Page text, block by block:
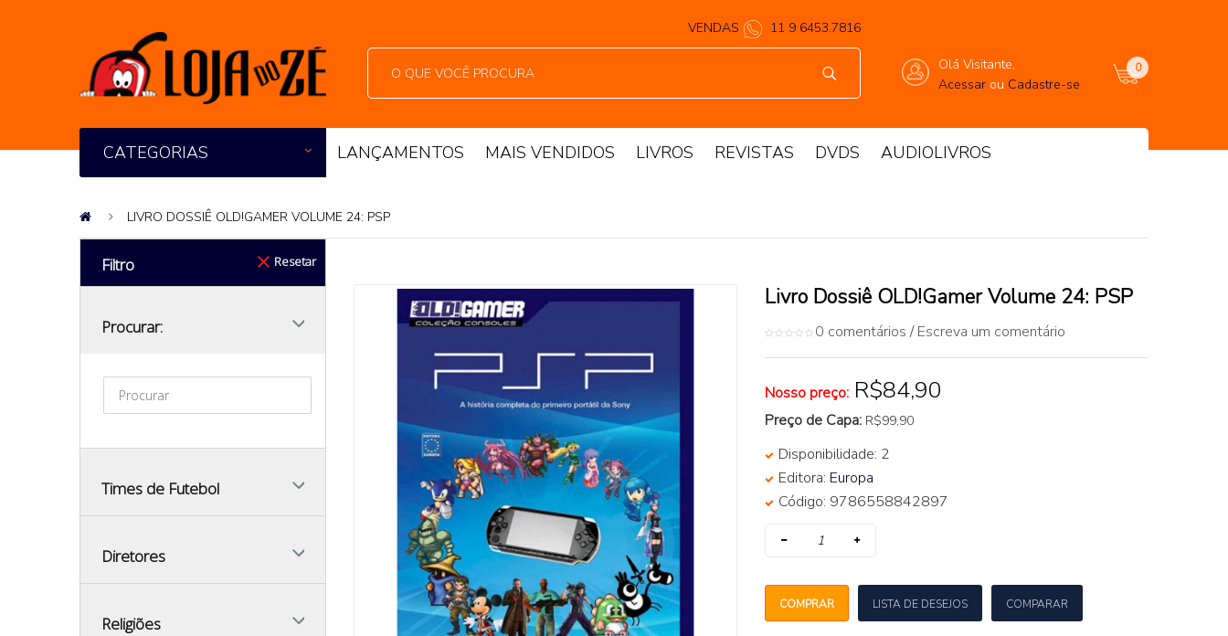
VENDAS 11 9 6453.7816
Olá Visitante,
Acessar ou Cadastre-se
0
CATEGORIAS LANÇAMENTOS MAIS VENDIDOS LIVROS REVISTAS DVDS AUDIOLIVROS
LIVRO DOSSIÊ OLD!GAMER VOLUME 24: PSP
Resetar
Filtro
Procurar:
Times de Futebol
Diretores
Religiões
Livro Dossiê OLD!Gamer Volume 24: PSP
0 comentários/Escreva um comentário
Nosso preço: R$84,90
Preço de Capa: R$99,90
Disponibilidade: 2
Editora: Europa
Código: 9786558842897
COMPRAR LISTA DE DESEJOS COMPARAR